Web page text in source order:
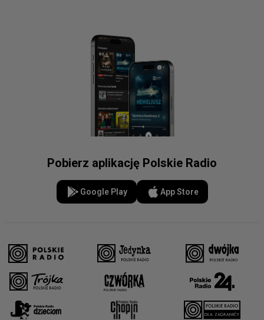
Pobierz aplikację Polskie Radio
Google Play App Store